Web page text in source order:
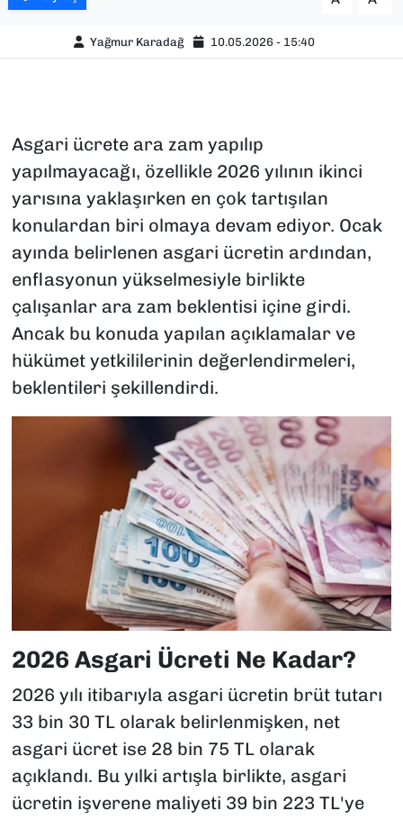
Yağmur Karadağ 10.05.2026 - 15:40
Asgari ücrete ara zam yapılıp
yapılmayacağı, özellikle 2026 yılının ikinci
yarısına yaklaşırken en çok tartışılan
konulardan biri olmaya devam ediyor. Ocak
ayında belirlenen asgari ücretin ardından,
enflasyonun yükselmesiyle birlikte
çalışanlar ara zam beklentisi içine girdi.
Ancak bu konuda yapılan açıklamalar ve
hükümet yetkililerinin değerlendirmeleri,
beklentileri şekillendirdi.
2026 Asgari Ücreti Ne Kadar?
2026 yılı itibarıyla asgari ücretin brüt tutarı
33 bin 30 TL olarak belirlenmişken, net
asgari ücret ise 28 bin 75 TL olarak
açıklandı. Bu yılki artışla birlikte, asgari
ücretin işverene maliyeti 39 bin 223 TL'ye